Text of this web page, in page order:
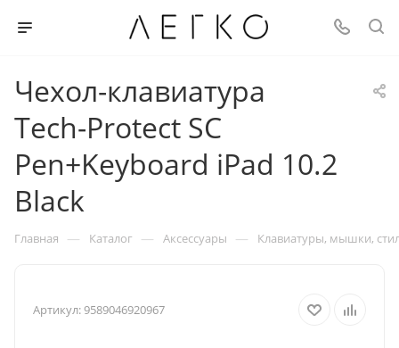
Чехол-клавиатура
Tech-Protect SC
Pen+Keyboard iPad 10.2
Black
Главная — Каталог — Аксессуары — Клавиатуры, мышки,
Артикул:9589046920967